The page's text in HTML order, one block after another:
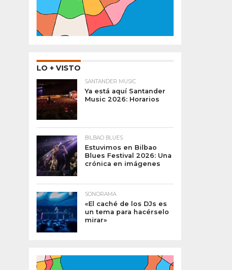
LO + VISTO
SANTANDER MUSIC
Ya está aquí Santander
Music 2026: Horarios
BILBAO BLUES
Estuvimos en Bilbao
Blues Festival 2026: Una
crónica en imágenes
SONORAMA
«El caché de los DJs es
un tema para hacérselo
mirar»